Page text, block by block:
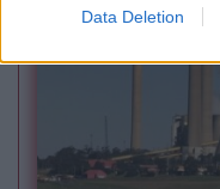
Data Deletion